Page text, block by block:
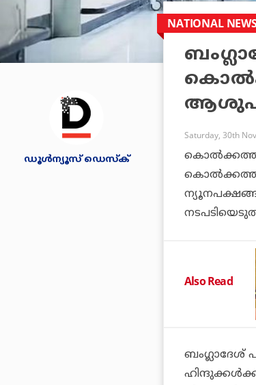
ഡൂള്‍ന്യൂസ് ഡെസ്‌ക്
NATIONAL
Saturday, 30th
കൊൽക്കത്ത:
Also Read
ബംഗ്ലാദേശ്